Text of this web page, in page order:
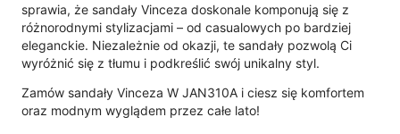
sprawia, że sandały Vinceza doskonale komponują się z
różnorodnymi stylizacjami – od casualowych po bardziej
eleganckie. Niezależnie od okazji, te sandały pozwolą Ci
wyróżnić się z tłumu i podkreślić swój unikalny styl.
Zamów sandały Vinceza W JAN310A i ciesz się komfortem
oraz modnym wyglądem przez całe lato!